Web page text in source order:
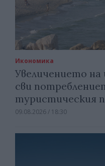
Икономика
Увеличението
сви
туристическия
09.08.2026 / 18:30